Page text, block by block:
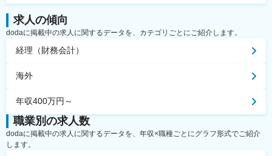
求人の傾向
dodaに掲載中の求人に関するデータを、カテゴリごとにご紹介します。
経理（財務会計）
海外
年収400万円～
職業別の求人数
dodaに掲載中の求人に関するデータを、年収×職種ごとにグラフ形式でご紹介
します。